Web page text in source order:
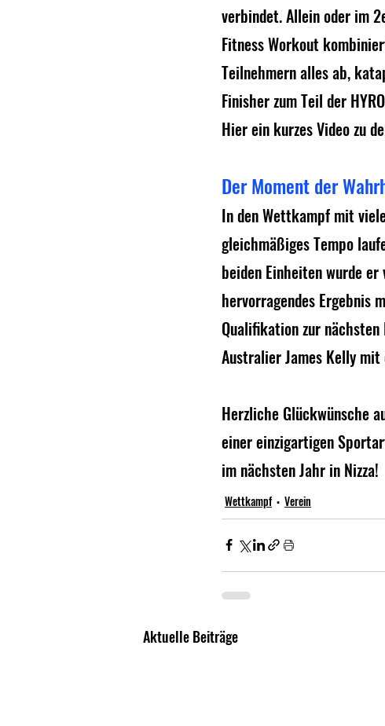
verbindet. Allein oder im
Fitness Workout
Teilnehmern alles ab,
Finisher zum Teil der
Hier ein kurzes Video zu
Der Moment der
In den Wettkampf mit
gleichmäßiges Tempo
beiden Einheiten wurde
hervorragendes Ergebnis
Qualifikation zur
Australier James Kelly
Herzliche Glückwünsche
einer einzigartigen
im nächsten Jahr in Nizza!
Wettkampf Verein
Aktuelle Beiträge